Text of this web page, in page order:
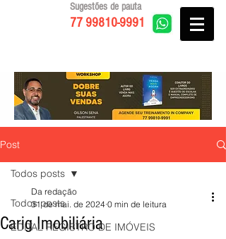
77 99810-9991
Sugestões de pauta
Post
Todos posts
EDITAL REGISTRO DE IMÓVEIS
Todos posts
Carig Imobiliária
Da redação
31 de mai. de 2024 0 min de leitura